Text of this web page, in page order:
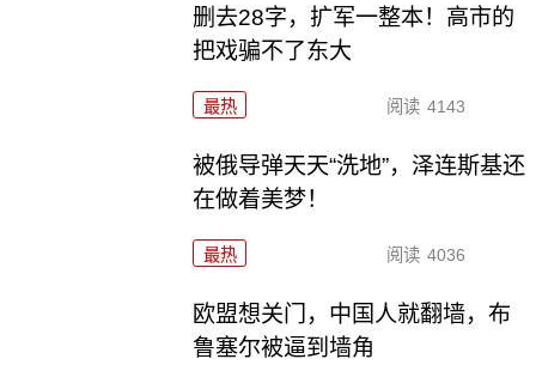
删去28字，扩军一整本！高市的
把戏骗不了东大
最热 阅读 4143
被俄导弹天天“洗地”，泽连斯基还
在做着美梦！
最热 阅读 4036
欧盟想关门，中国人就翻墙，布
鲁塞尔被逼到墙角